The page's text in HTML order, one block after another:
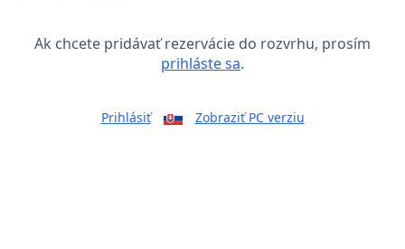
Ak chcete pridávať rezervácie do rozvrhu, prosím
prihláste sa.
Prihlásiť Zobraziť PC verziu